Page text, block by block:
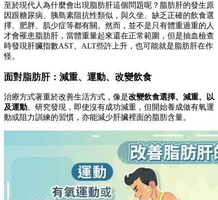
至於現代人為什麼會出現脂肪肝這個問題呢？脂肪肝的發生原
因跟糖尿病、胰島素阻抗性類似，與久坐、缺乏正確的飲食選
擇、肥胖、肌少症等都有關。然而，並不是只有體重過重的人
才會罹患脂肪肝，當體重量起來還在正常範圍，但是抽血檢查
時發現肝臟指數AST、ALT些許上升，也可能就是脂肪肝在作
怪。
面對脂肪肝：減重、運動、改變飲食
治療方式著重於改善生活方式，像是改變飲食選擇、減重、以
及運動。研究發現，即使沒有成功減重，但開始養成做有氧運
動或阻力訓練的習慣，亦能減少肝臟裡面的脂肪含量。